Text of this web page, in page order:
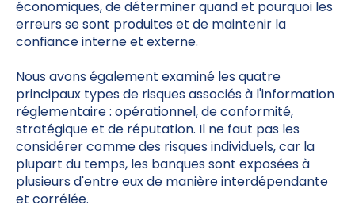
économiques, de déterminer quand et pourquoi les
erreurs se sont produites et de maintenir la
confiance interne et externe.
Nous avons également examiné les quatre
principaux types de risques associés à l'information
réglementaire : opérationnel, de conformité,
stratégique et de réputation. Il ne faut pas les
considérer comme des risques individuels, car la
plupart du temps, les banques sont exposées à
plusieurs d'entre eux de manière interdépendante
et corrélée.